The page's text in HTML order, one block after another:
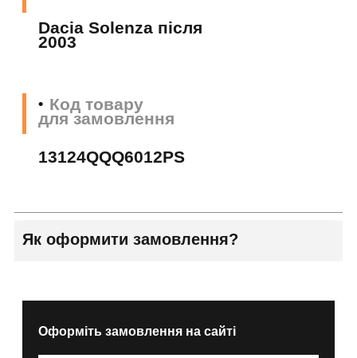
Dacia Solenza після
2003
Код товару
для замовлення
13124QQQ6012PS
Як оформити замовлення?
Оформіть замовлення на сайті